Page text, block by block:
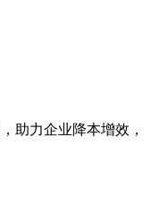
助力企业降本增效，